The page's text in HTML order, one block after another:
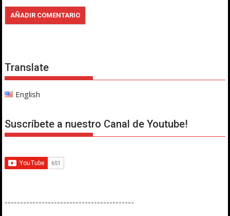
Translate
English
Suscríbete a nuestro Canal de Youtube!
------------------------------------------